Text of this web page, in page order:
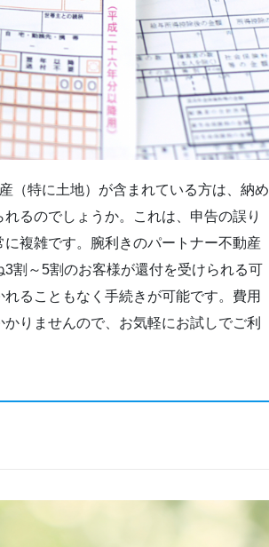
（特に土地）が含まれている方は、納め
るのでしょうか。これは、申告の誤り
複雑です。腕利きのパートナー不動産
割～5割のお客様が還付を受けられる可
ることもなく手続きが可能です。費用
りませんので、お気軽にお試しでご利